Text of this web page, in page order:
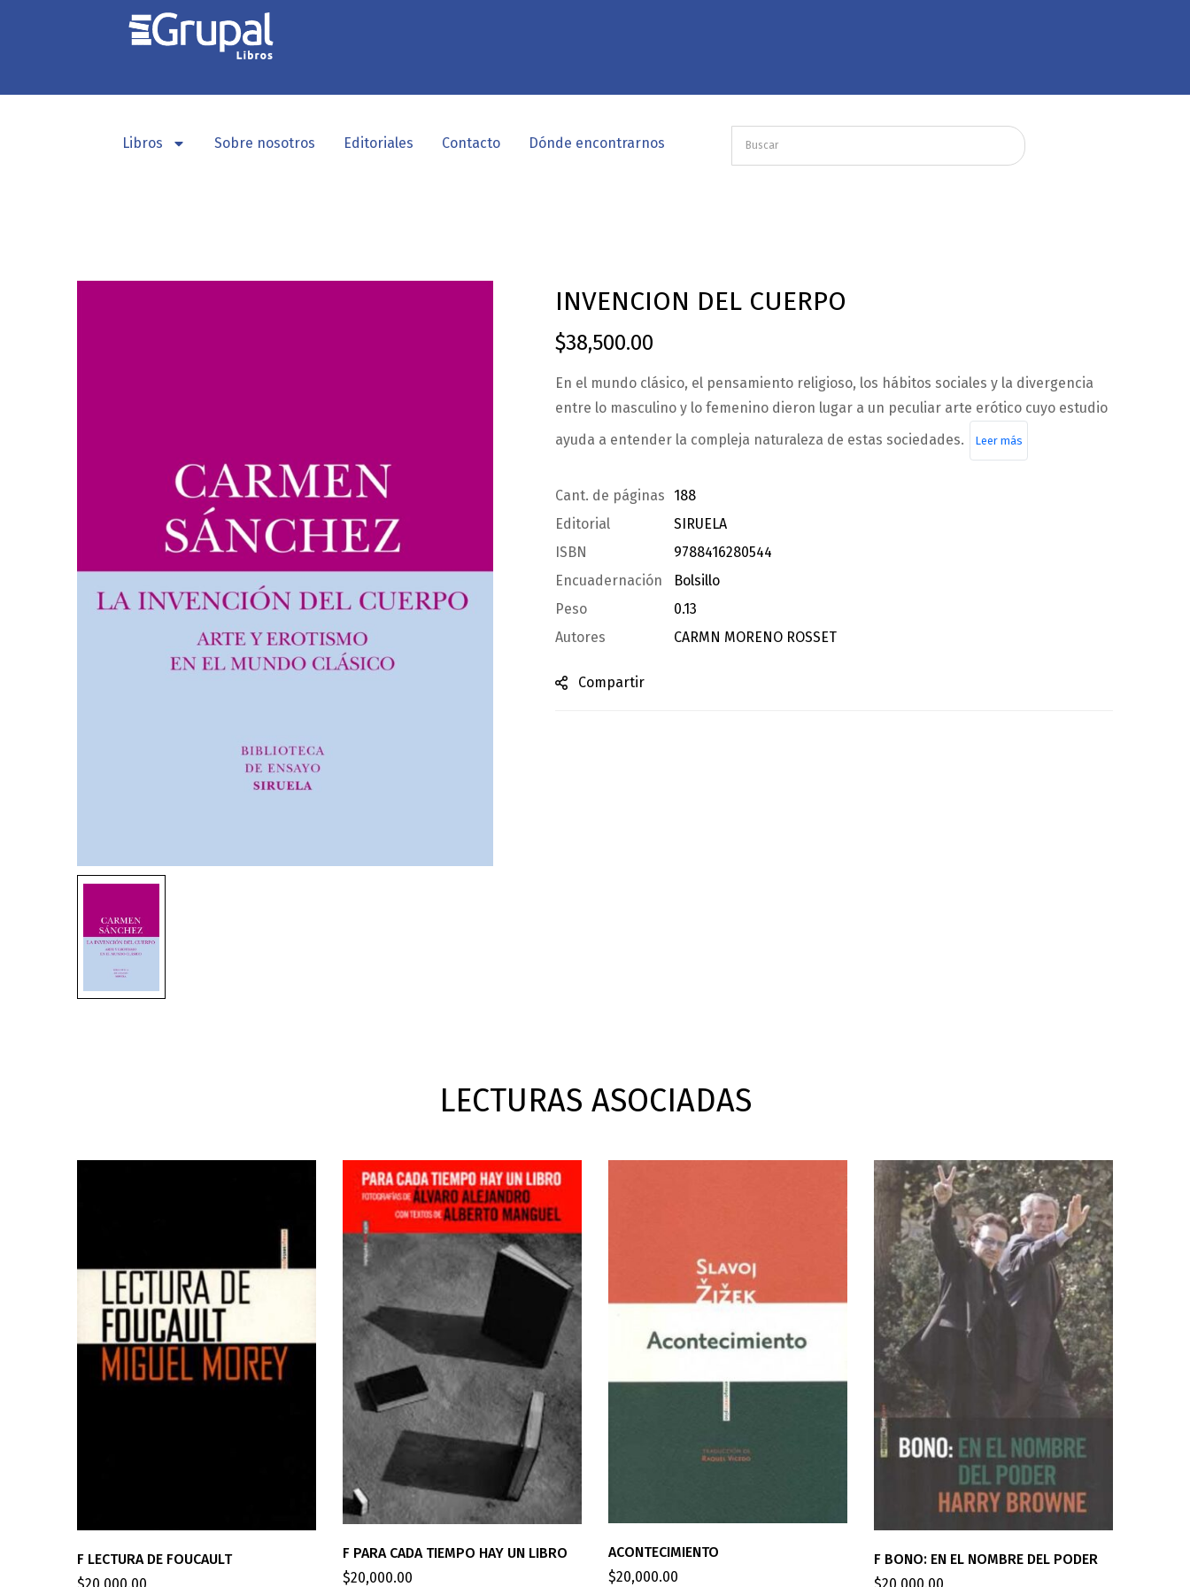
Libros Sobre nosotros Editoriales Contacto Dónde encontrarnos
INVENCION DEL CUERPO
$38,500.00
En el mundo clásico, el pensamiento religioso, los hábitos sociales y la divergencia
entre lo masculino y lo femenino dieron lugar a un peculiar arte erótico cuyo estudio
ayuda a entender la compleja naturaleza de estas sociedades.
Leer más
Cant. de páginas
188
Editorial
SIRUELA
ISBN
9788416280544
Encuadernación
Bolsillo
Peso
0.13
Autores
CARMN MORENO ROSSET
Compartir
LECTURAS ASOCIADAS
F LECTURA DE FOUCAULT
F PARA CADA TIEMPO HAY UN LIBRO
$20,000.00
ACONTECIMIENTO
$20,000.00
F BONO: EN EL NOMBRE DEL PODER